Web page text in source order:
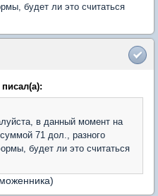
будет ли это считаться
в данный момент на
71 дол., разного
будет ли это считаться